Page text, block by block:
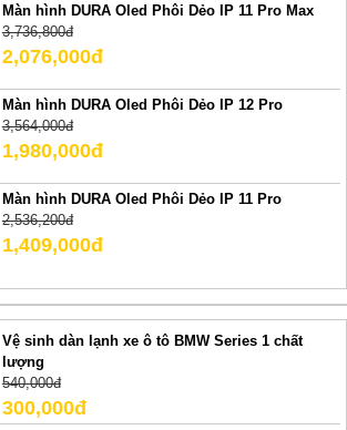
Màn hình DURA Oled Phôi Dẻo IP 11 Pro Max
3,736,800đ
2,076,000đ
Màn hình DURA Oled Phôi Dẻo IP 12 Pro
3,564,000đ
1,980,000đ
Màn hình DURA Oled Phôi Dẻo IP 11 Pro
2,536,200đ
1,409,000đ
Vệ sinh dàn lạnh xe ô tô BMW Series 1 chất
lượng
540,000đ
300,000đ